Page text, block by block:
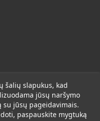
šalių slapukus, kad
jūsų naršymo
jūsų pageidavimais.
paspauskite mygtuką